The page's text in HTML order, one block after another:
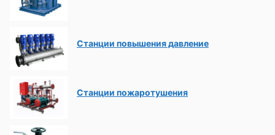
Станции повышения давление
Станции пожаротушения